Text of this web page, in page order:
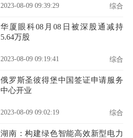
2023-08-09 09:39:29 综合
华厦眼科08月08日被深股通减持
5.64万股
2023-08-09 09:19:41 综合
俄罗斯圣彼得堡中国签证申请服务
中心开业
2023-08-09 09:02:19 综合
湖南：构建绿色智能高效新型电力